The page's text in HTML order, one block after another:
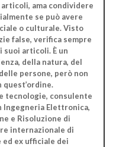
ama condividere
se può avere
o culturale. Visto
false, verifica sempre
suoi articoli. È un
della natura, del
persone, però non
quest’ordine.
tecnologie, consulente
Ingegneria Elettronica,
e Risoluzione di
internazionale di
ex ufficiale dei